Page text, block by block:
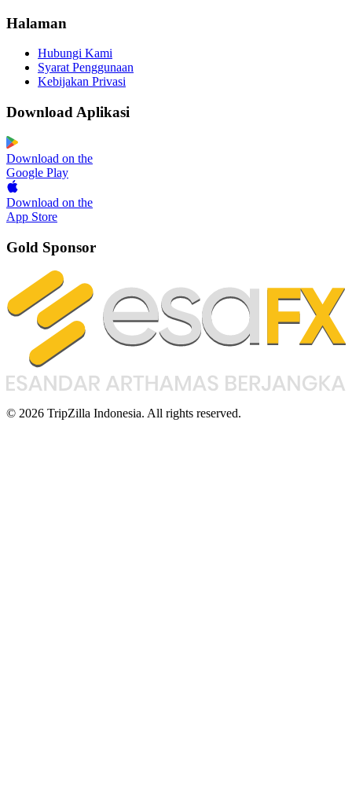
Halaman
Hubungi Kami
Syarat Penggunaan
Kebijakan Privasi
Download Aplikasi
Download on the
Google Play
Download on the
App Store
Gold Sponsor
© 2026 TripZilla Indonesia. All rights reserved.